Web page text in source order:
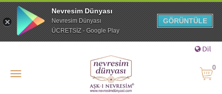
Dil
0
Nevresim Dünyası
Nevresim Dünyası
ÜCRETSİZ - Google Play
GÖRÜNTÜLE